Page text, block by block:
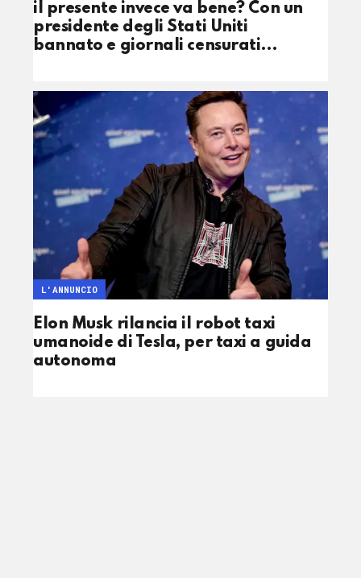
il presente invece va bene? Con un
presidente degli Stati Uniti
bannato e giornali censurati…
Elon Musk rilancia il robot taxi
umanoide di Tesla, per taxi a guida
autonoma
L'ANNUNCIO